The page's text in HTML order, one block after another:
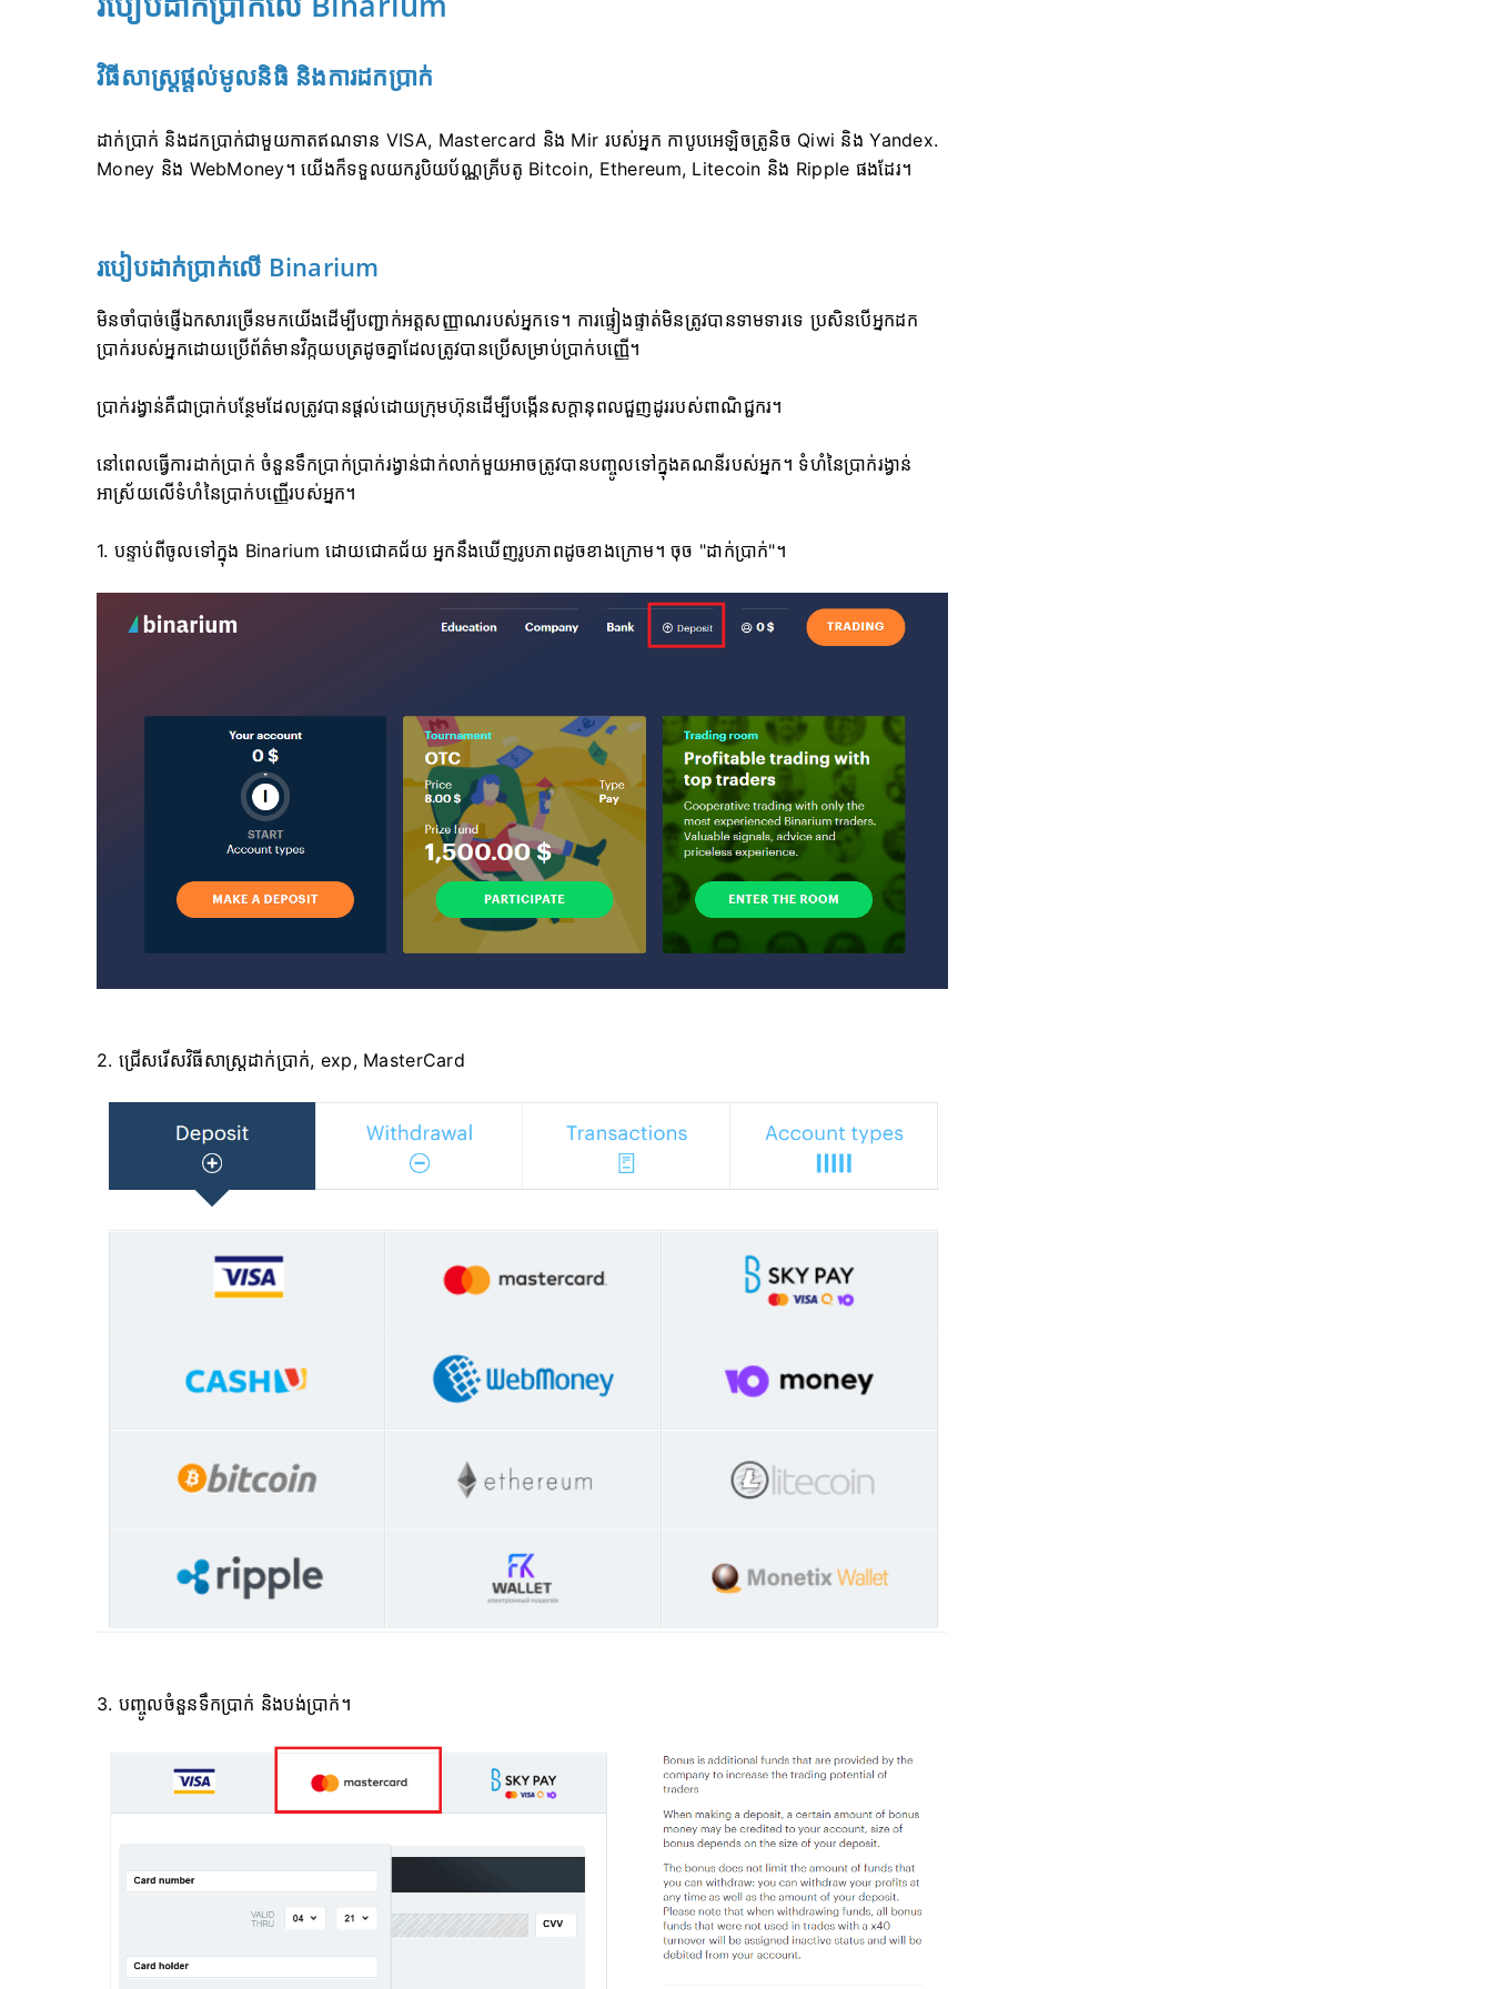
វិធីសាស្រ្តផ្តល់មូលនិធិ និងការដកប្រាក់
ដាក់ប្រាក់ និងដកប្រាក់ជាមួយកាតឥណទាន VISA, Mastercard និង Mir របស់អ្នក កាបូបអេឡិចត្រូនិច Qiwi និង Yandex.
Money និង WebMoney។ យើងក៏ទទួលយករូបិយប័ណ្ណគ្រីបតូ Bitcoin, Ethereum, Litecoin និង Ripple ផងដែរ។
របៀបដាក់ប្រាក់លើ Binarium
មិនចាំបាច់ផ្ញើឯកសារច្រើនមកយើងដើម្បីបញ្ជាក់អត្តសញ្ញាណរបស់អ្នកទេ។ ការផ្ទៀងផ្ទាត់មិនត្រូវបានទាមទារទេ ប្រសិនបើអ្នកដក
ប្រាក់របស់អ្នកដោយប្រើព័ត៌មានវិក្កយបត្រដូចគ្នាដែលត្រូវបានប្រើសម្រាប់ប្រាក់បញ្ញើ។
ប្រាក់រង្វាន់គឺជាប្រាក់បន្ថែមដែលត្រូវបានផ្តល់ដោយក្រុមហ៊ុនដើម្បីបង្កើនសក្តានុពលជួញដូររបស់ពាណិជ្ជករ។
នៅពេលធ្វើការដាក់ប្រាក់ ចំនួនទឹកប្រាក់ប្រាក់រង្វាន់ជាក់លាក់មួយអាចត្រូវបានបញ្ចូលទៅក្នុងគណនីរបស់អ្នក។ ទំហំនៃប្រាក់រង្វាន់
អាស្រ័យលើទំហំនៃប្រាក់បញ្ញើរបស់អ្នក។
1. ​​បន្ទាប់ពីចូលទៅក្នុង Binarium ដោយជោគជ័យ អ្នកនឹងឃើញរូបភាពដូចខាងក្រោម។ ចុច "ដាក់ប្រាក់"។
2. ជ្រើសរើសវិធីសាស្ត្រដាក់ប្រាក់, exp, MasterCard
3. បញ្ចូលចំនួនទឹកប្រាក់ និងបង់ប្រាក់។